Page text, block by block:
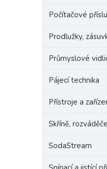
Počítačové
Prodlužky,
Průmyslové
Pájecí technika
Přístroje a
Skříně,
SodaStream